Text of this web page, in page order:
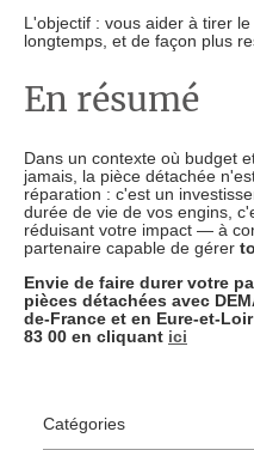
L'objectif : vous aider à tirer
longtemps, et de façon plus
En résumé
Dans un contexte où budget
jamais, la pièce détachée
réparation : c'est un
durée de vie de vos engins,
réduisant votre impact — à
partenaire capable de gérer
Envie de faire durer votre
pièces détachées avec
de-France et en Eure-et-Loir
83 00 en cliquant ici
Catégories